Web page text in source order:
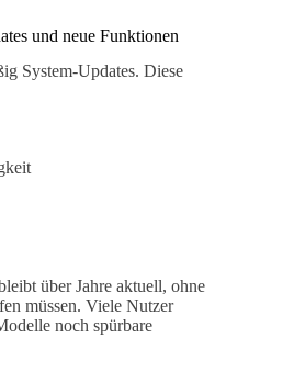
und neue Funktionen
System-Updates. Diese
über Jahre aktuell, ohne
müssen. Viele Nutzer
noch spürbare